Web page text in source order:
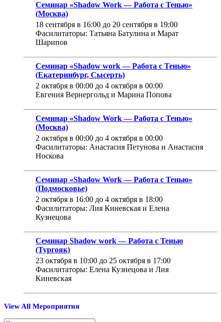
Семинар «Shadow Work — Работа с Тенью»
(Москва)
18 сентября в 16:00 до 20 сентября в 19:00
Фасилитаторы: Татьяна Батулина и Марат
Шарипов
Семинар «Shadow work — Работа с Тенью»
(Екатеринбург, Сысерть)
2 октября в 00:00 до 4 октября в 00:00
Евгения Вернергольд и Марина Попова
Семинар «Shadow Work — Работа с Тенью»
(Москва)
2 октября в 00:00 до 4 октября в 00:00
Фасилитаторы: Анастасия Петунова и Анастасия
Носкова
Семинар «Shadow Work — Работа с Тенью»
(Подмосковье)
2 октября в 16:00 до 4 октября в 18:00
Фасилитаторы: Лия Киневская и Елена
Кузнецова
Семинар Shadow work — Работа с Тенью
(Тургояк)
23 октября в 10:00 до 25 октября в 17:00
Фасилитаторы: Елена Кузнецова и Лия
Киневская
View All Мероприятия